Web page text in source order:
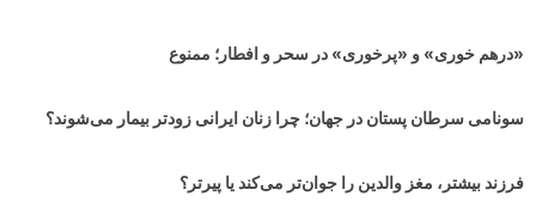
«درهم خوری» و «پرخوری» در سحر و افطار؛ ممنوع
سونامی سرطان پستان در جهان‌؛ چرا زنان ایرانی زودتر بیمار می‌شوند؟
فرزند بیشتر، مغز والدین را جوان‌تر می‌کند یا پیرتر؟